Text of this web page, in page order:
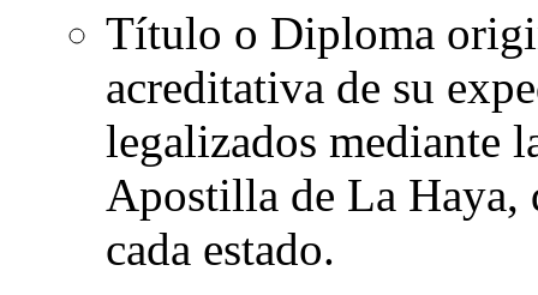
Título o Diploma
acreditativa de su
legalizados mediante
Apostilla de La Haya,
cada estado.